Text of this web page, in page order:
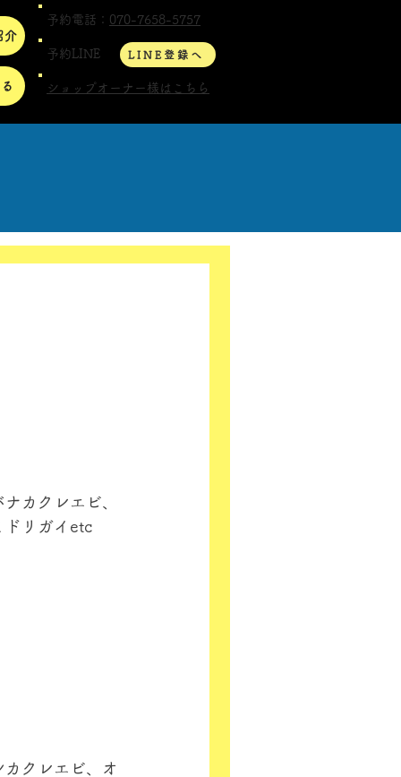
介
予約電話： 070-7658-5757
予約LINE LINE登録へ
ショップオーナー様はこちら
カクレエビ、
ドリガイetc
クレエビ、オ